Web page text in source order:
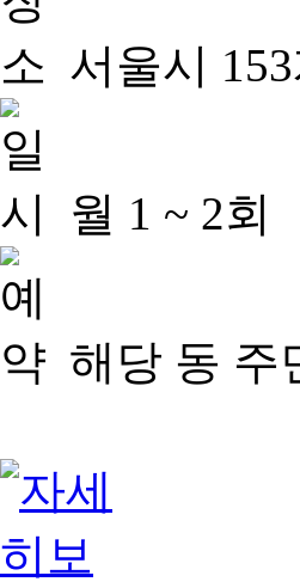
서울시
월 1 ~ 2회
해당 동 주